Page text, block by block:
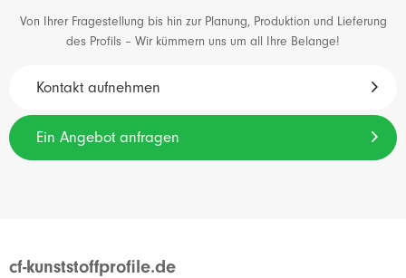
Von Ihrer Fragestellung bis hin zur Planung, Produktion und Lieferung
des Profils – Wir kümmern uns um all Ihre Belange!
Kontakt aufnehmen
Ein Angebot anfragen
cf-kunststoffprofile.de